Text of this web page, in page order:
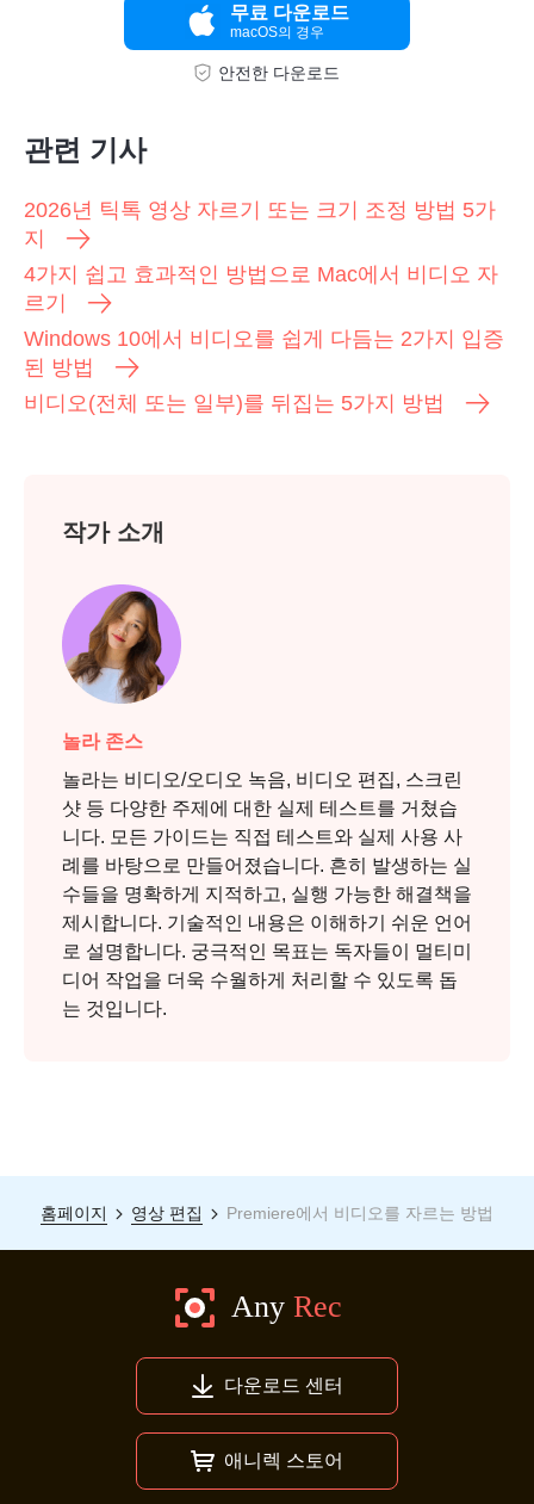
3단계.
무료 다운로드
macOS의 경우
안전한 다운로드
관련 기사
2026년 틱톡 영상 자르기 또는 크기 조정 방법 5가
지
4가지 쉽고 효과적인 방법으로 Mac에서 비디오 자
르기
Windows 10에서 비디오를 쉽게 다듬는 2가지 입증
된 방법
비디오(전체 또는 일부)를 뒤집는 5가지 방법
작가 소개
놀라 존스
놀라는 비디오/오디오 녹음, 비디오 편집, 스크린
샷 등 다양한 주제에 대한 실제 테스트를 거쳤습
니다. 모든 가이드는 직접 테스트와 실제 사용 사
례를 바탕으로 만들어졌습니다. 흔히 발생하는 실
수들을 명확하게 지적하고, 실행 가능한 해결책을
제시합니다. 기술적인 내용은 이해하기 쉬운 언어
로 설명합니다. 궁극적인 목표는 독자들이 멀티미
디어 작업을 더욱 수월하게 처리할 수 있도록 돕
는 것입니다.
홈페이지 영상 편집 Premiere에서 비디오를 자르는 방법
다운로드 센터
애니렉 스토어